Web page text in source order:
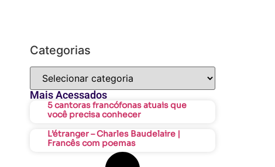
Categorias
Mais Acessados
5 cantoras francófonas atuais que
você precisa conhecer
L’étranger – Charles Baudelaire |
Francês com poemas